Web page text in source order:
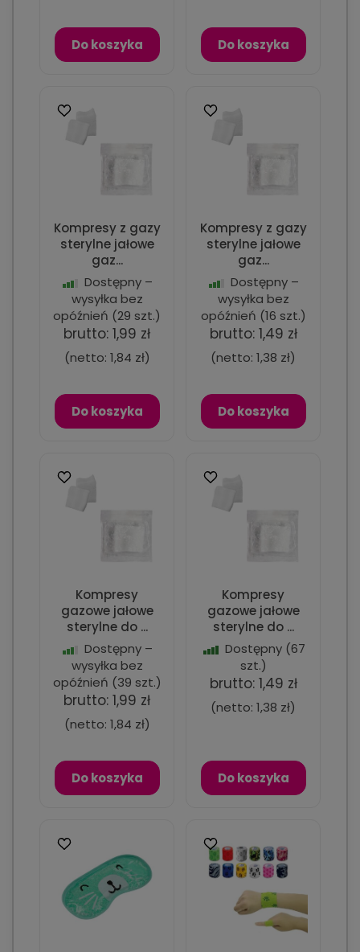
Do koszyka Do koszyka
Kompresy z gazy
sterylne jałowe
gaz...
Dostępny –
wysyłka bez
opóźnień (29 szt.)
brutto: 1,99 zł
(netto: 1,84 zł)
Do koszyka
Kompresy z gazy
sterylne jałowe
gaz...
Dostępny –
wysyłka bez
opóźnień (16 szt.)
brutto: 1,49 zł
(netto: 1,38 zł)
Do koszyka
Kompresy
gazowe jałowe
sterylne do ...
Dostępny –
wysyłka bez
opóźnień (39 szt.)
brutto: 1,99 zł
(netto: 1,84 zł)
Do koszyka
Kompresy
gazowe jałowe
sterylne do ...
Dostępny(67
szt.)
brutto: 1,49 zł
(netto: 1,38 zł)
Do koszyka